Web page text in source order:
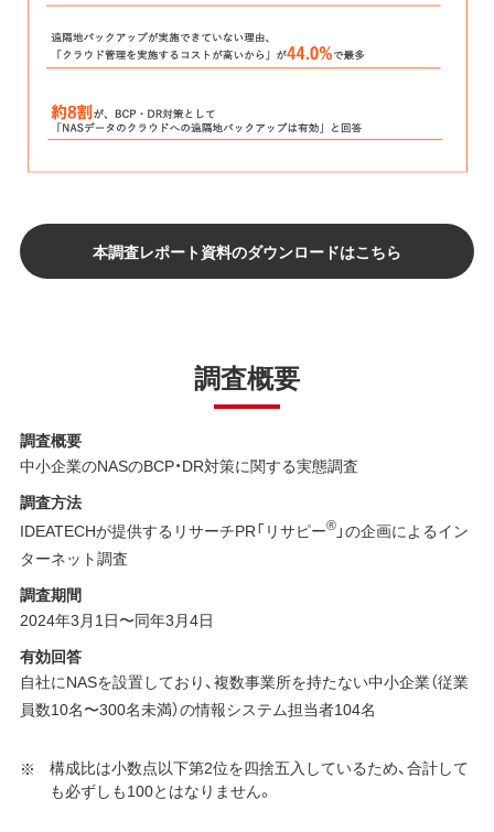
本調査レポート資料のダウンロードはこちら
調査概要
調査概要
中小企業のNASのBCP・DR対策に関する実態調査
調査方法
IDEATECHが提供するリサーチPR「リサピー®︎」の企画によるイン
ターネット調査
調査期間
2024年3月1日〜同年3月4日
有効回答
自社にNASを設置しており、複数事業所を持たない中小企業（従業
員数10名〜300名未満）の情報システム担当者104名
構成比は小数点以下第2位を四捨五入しているため、合計して
も必ずしも100とはなりません。